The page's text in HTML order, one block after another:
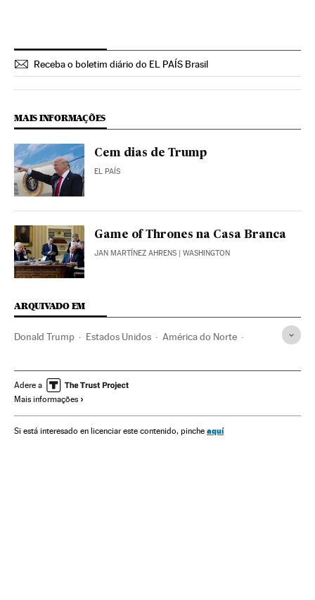
Receba o boletim diário do EL PAÍS Brasil
MAIS INFORMAÇÕES
Cem dias de Trump
EL PAÍS
Game of Thrones na Casa Branca
JAN MARTÍNEZ AHRENS | WASHINGTON
ARQUIVADO EM
Donald Trump Estados Unidos América do Norte
Comércio internacional Relações comerciais
Tratados internacionais
Relações econômicas Relações internacionais
Adere a
Mais informações
Si está interesado en licenciar este contenido, pinche aquí